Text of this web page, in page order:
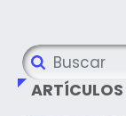
ARTÍCULOS